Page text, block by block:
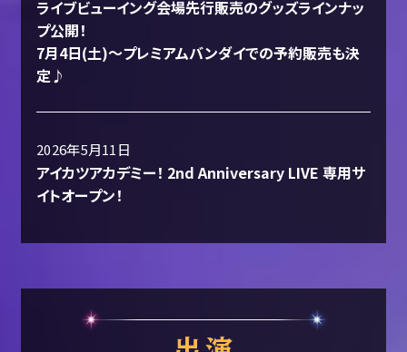
ライブビューイング会場先行販売のグッズラインナッ
プ公開！
7月4日(土)〜プレミアムバンダイでの予約販売も決
定♪
2026年5月11日
アイカツアカデミー！ 2nd Anniversary LIVE 専用サ
イトオープン！